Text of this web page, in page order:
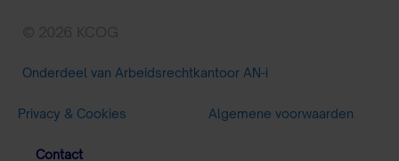
© 2026 KCOG
Onderdeel van Arbeidsrechtkantoor AN-i
Privacy & Cookies Algemene voorwaarden
Contact